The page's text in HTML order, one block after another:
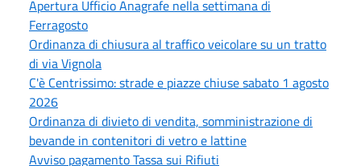
Apertura Ufficio Anagrafe nella settimana di
Ferragosto
Ordinanza di chiusura al traffico veicolare su un tratto
di via Vignola
C'è Centrissimo: strade e piazze chiuse sabato 1 agosto
2026
Ordinanza di divieto di vendita, somministrazione di
bevande in contenitori di vetro e lattine
Avviso pagamento Tassa sui Rifiuti